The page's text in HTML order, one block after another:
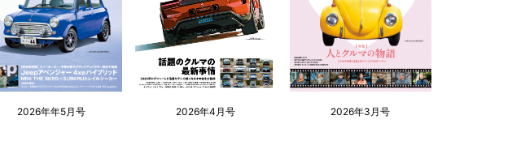
2026年年5月号 2026年4月号 2026年3月号